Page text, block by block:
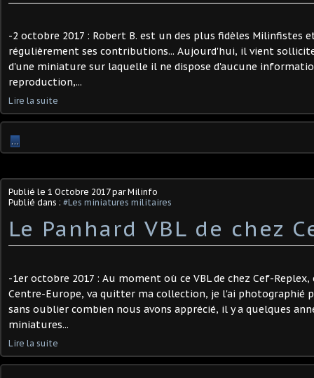
-2 octobre 2017 : Robert B. est un des plus fidèles Milinfistes
régulièrement ses contributions... Aujourd'hui, il vient
d'une miniature sur laquelle il ne dispose d'aucune
reproduction,...
Lire la suite
…
Publié le 1 Octobre 2017par Milinfo
Publié dans : #Les miniatures militaires
Le Panhard VBL de chez
-1er octobre 2017 : Au moment où ce VBL de chez Cef-
Centre-Europe, va quitter ma collection, je l'ai photographié
sans oublier combien nous avons apprécié, il y a quelques
miniatures...
Lire la suite